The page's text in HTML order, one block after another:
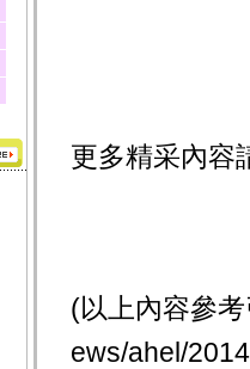
更多精采內容
(以上內容參
ews/ahel/